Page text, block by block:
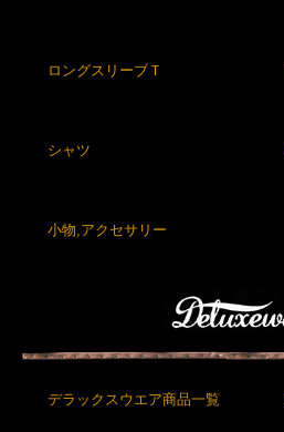
ロングスリーブＴ
シャツ
小物,アクセサリー
デラックスウエア商品一覧